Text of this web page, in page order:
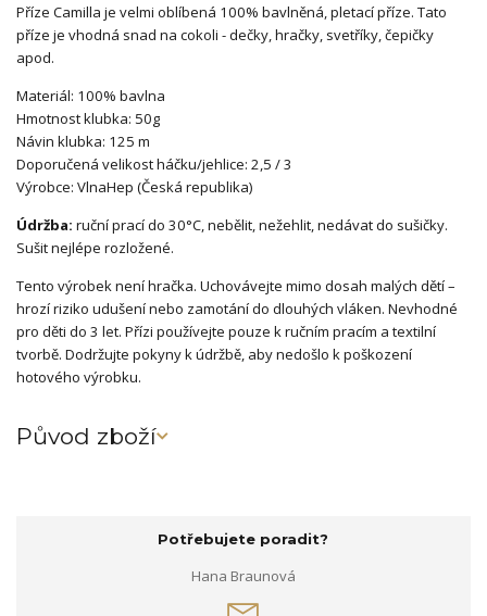
Příze Camilla je velmi oblíbená 100% bavlněná, pletací příze. Tato
příze je vhodná snad na cokoli - dečky, hračky, svetříky, čepičky
apod.
Materiál: 100% bavlna
Hmotnost klubka: 50g
Návin klubka: 125 m
Doporučená velikost háčku/jehlice: 2,5 / 3
Výrobce: VlnaHep (Česká republika)
Údržba: ruční prací do 30°C, nebělit, nežehlit, nedávat do sušičky.
Sušit nejlépe rozložené.
Tento výrobek není hračka. Uchovávejte mimo dosah malých dětí –
hrozí riziko udušení nebo zamotání do dlouhých vláken. Nevhodné
pro děti do 3 let. Přízi používejte pouze k ručním pracím a textilní
tvorbě. Dodržujte pokyny k údržbě, aby nedošlo k poškození
hotového výrobku.
Původ zboží
Potřebujete poradit?
Hana Braunová